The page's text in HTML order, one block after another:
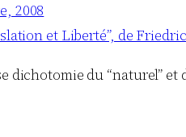
2008
et Liberté”, de
dichotomie du “naturel” et